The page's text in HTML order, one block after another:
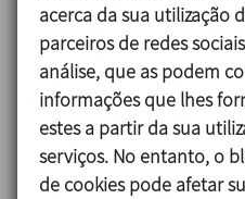
acerca da sua utilização
parceiros de redes
análise, que as podem
informações que lhes
estes a partir da sua
serviços. No entanto, o
de cookies pode afetar